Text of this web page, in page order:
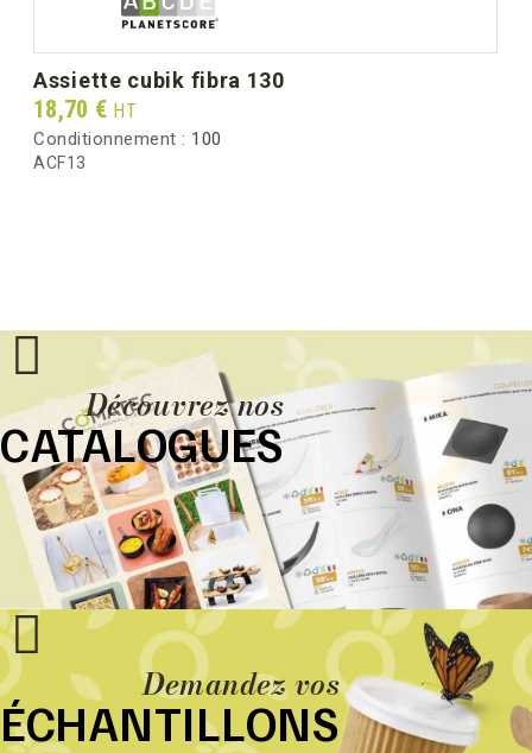
assiette cubik fibra 130
Prix
18,70 € HT
Conditionnement : 100
ACF13
Découvrez nos
CATALOGUES
Demandez vos
ÉCHANTILLONS